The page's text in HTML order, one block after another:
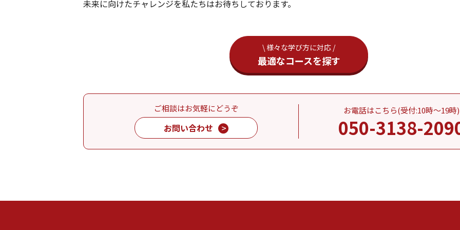
未来に向けたチャレンジを私たちはお待ちしております。
\ 様々な学び方に対応 /
最適なコースを探す
ご相談はお気軽にどうぞ
お問い合わせ
お電話はこちら(受付:10時～19時)
050-3138-